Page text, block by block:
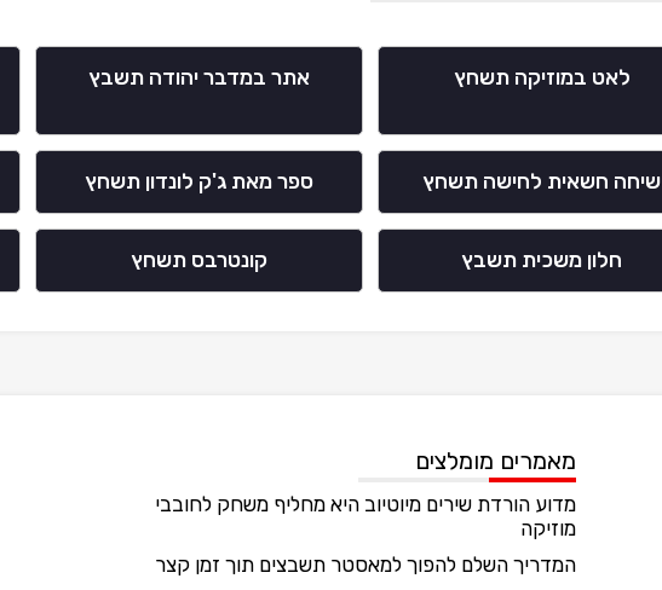
לאט במוזיקה תשחץ אתר במדבר יהודה תשבץ
שיחה חשאית לחישה תשחץ ספר מאת ג'ק לונדון תשחץ
חלון משכית תשבץ קונטרבס תשחץ
מאמרים מומלצים
מדוע הורדת שירים מיוטיוב היא מחליף משחק לחובבי
מוזיקה
המדריך השלם להפוך למאסטר תשבצים תוך זמן קצר